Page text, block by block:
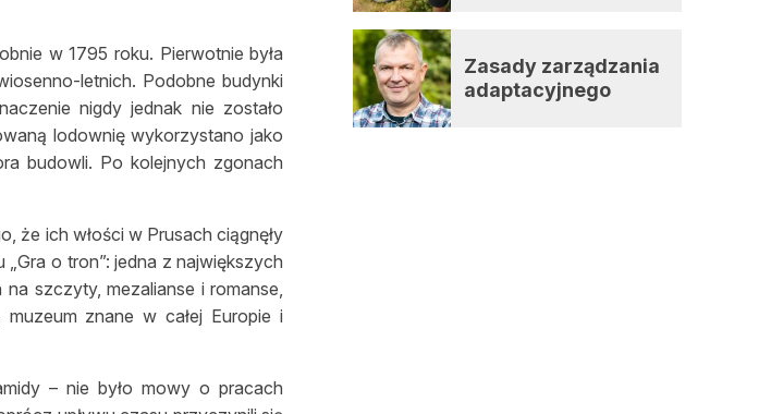
w 1795 roku. Pierwotnie była
letnich. Podobne budynki
nigdy jednak nie zostało
lodownię wykorzystano jako
budowli. Po kolejnych zgonach
że ich włości w Prusach ciągnęły
o tron”: jedna z największych
szczyty, mezalianse i romanse,
muzeum znane w całej Europie i
– nie było mowy o pracach
Zasady zarządzania
adaptacyjnego